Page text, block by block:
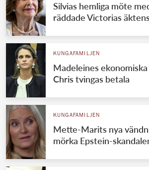
Silvias hemliga möte
räddade Victorias
KUNGAFAMILJEN
Madeleines
Chris tvingas betala
KUNGAFAMILJEN
Mette-Marits nya
mörka Epstein-